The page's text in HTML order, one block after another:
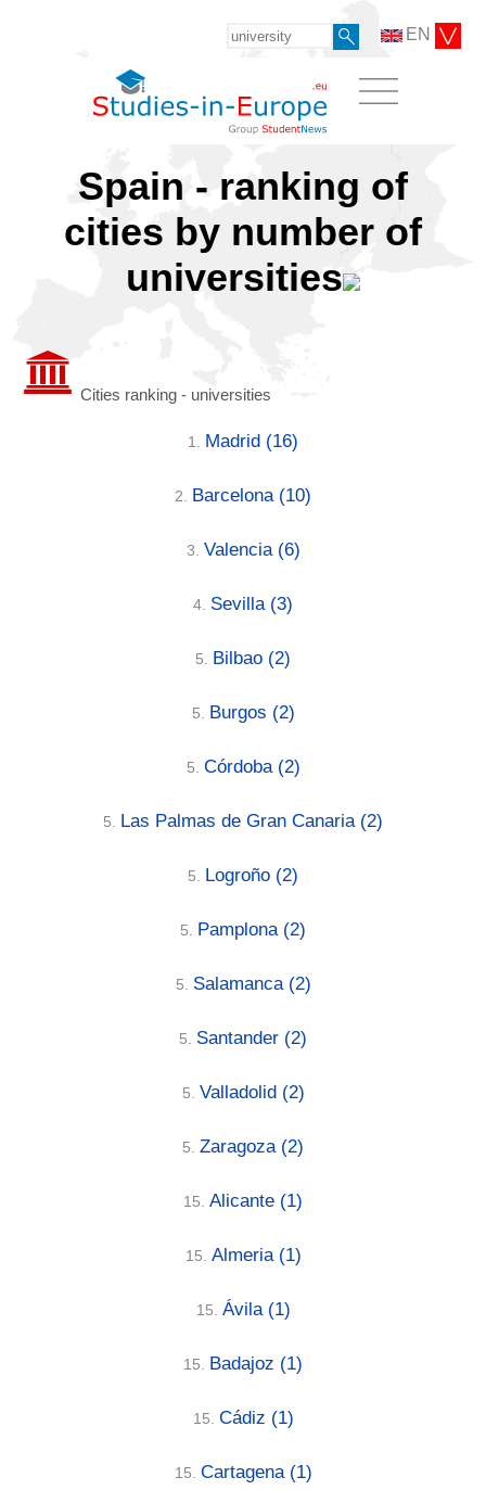
EN
Spain - ranking of
cities by number of
universities
Cities ranking - universities
1. Madrid (16)
2. Barcelona (10)
3. Valencia (6)
4. Sevilla (3)
5. Bilbao (2)
5. Burgos (2)
5. Córdoba (2)
5. Las Palmas de Gran Canaria (2)
5. Logroño (2)
5. Pamplona (2)
5. Salamanca (2)
5. Santander (2)
5. Valladolid (2)
5. Zaragoza (2)
15. Alicante (1)
15. Almeria (1)
15. Ávila (1)
15. Badajoz (1)
15. Cádiz (1)
15. Cartagena (1)